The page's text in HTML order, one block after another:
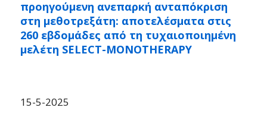
προηγούμενη ανεπαρκή ανταπόκριση
στη μεθοτρεξάτη: αποτελέσματα στις
260 εβδομάδες από τη τυχαιοποιημένη
μελέτη SELECT-MONOTHERAPY
15-5-2025